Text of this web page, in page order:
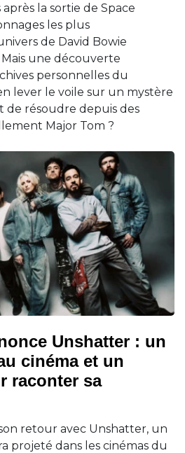
la sortie de Space
les plus
de David Bowie
une découverte
personnelles du
lever le voile sur un mystère
de résoudre depuis des
Major Tom ?
Unshatter : un
cinéma et un
raconter sa
retour avec Unshatter, un
projeté dans les cinémas du